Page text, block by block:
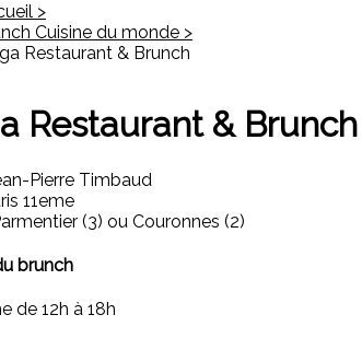
>
Cuisine du monde >
Restaurant & Brunch
Restaurant & Brunch
Pierre Timbaud
11eme
(3) ou Couronnes (2)
brunch
de 12h à 18h